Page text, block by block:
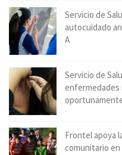
Servicio de
autocuidado
A
Servicio de
enfermedades
Frontel apoya
comunitario en